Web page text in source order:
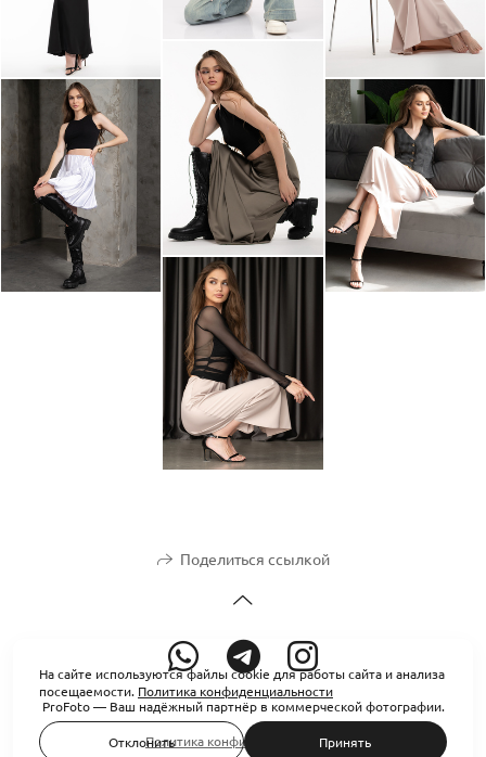
Поделиться ссылкой
ProFoto — Ваш надёжный партнёр в коммерческой фотографии.
Политика конфиденциальности
На сайте используются файлы cookie для работы сайта и анализа
посещаемости. Политика конфиденциальности
Отклонить Принять